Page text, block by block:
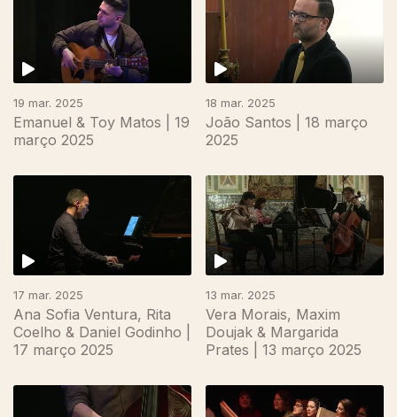
19 mar. 2025
Emanuel & Toy Matos | 19
março 2025
18 mar. 2025
João Santos | 18 março
2025
17 mar. 2025
Ana Sofia Ventura, Rita
Coelho & Daniel Godinho |
17 março 2025
13 mar. 2025
Vera Morais, Maxim
Doujak & Margarida
Prates | 13 março 2025